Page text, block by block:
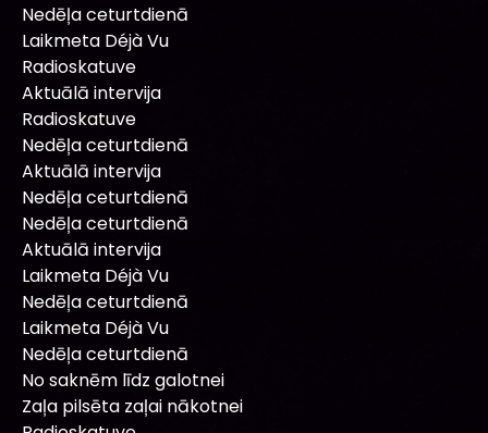
Nedēļa ceturtdienā
Laikmeta Déjà Vu
Radioskatuve
Aktuālā intervija
Radioskatuve
Nedēļa ceturtdienā
Aktuālā intervija
Nedēļa ceturtdienā
Nedēļa ceturtdienā
Aktuālā intervija
Laikmeta Déjà Vu
Nedēļa ceturtdienā
Laikmeta Déjà Vu
Nedēļa ceturtdienā
No saknēm līdz galotnei
Zaļa pilsēta zaļai nākotnei